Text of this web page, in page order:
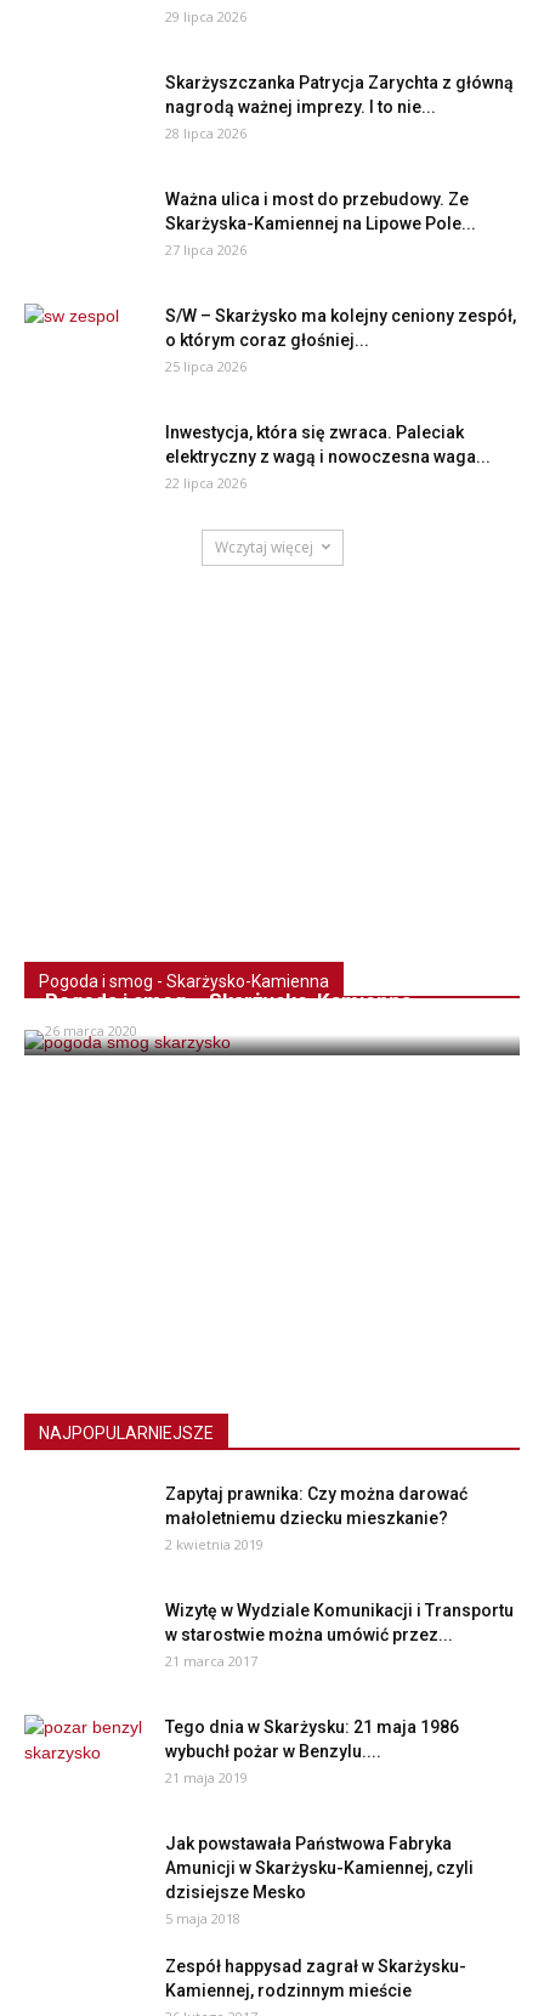
29 lipca 2026
Skarżyszczanka Patrycja Zarychta z główną
nagrodą ważnej imprezy. I to nie...
28 lipca 2026
Ważna ulica i most do przebudowy. Ze
Skarżyska-Kamiennej na Lipowe Pole...
27 lipca 2026
S/W – Skarżysko ma kolejny ceniony zespół,
o którym coraz głośniej...
25 lipca 2026
Inwestycja, która się zwraca. Paleciak
elektryczny z wagą i nowoczesna waga...
22 lipca 2026
Wczytaj więcej
Pogoda i smog - Skarżysko-Kamienna
Pogoda i smog – Skarżysko-Kamienna
26 marca 2020
NAJPOPULARNIEJSZE
Zapytaj prawnika: Czy można darować
małoletniemu dziecku mieszkanie?
2 kwietnia 2019
Wizytę w Wydziale Komunikacji i Transportu
w starostwie można umówić przez...
21 marca 2017
Tego dnia w Skarżysku: 21 maja 1986
wybuchł pożar w Benzylu....
21 maja 2019
Jak powstawała Państwowa Fabryka
Amunicji w Skarżysku-Kamiennej, czyli
dzisiejsze Mesko
5 maja 2018
Zespół happysad zagrał w Skarżysku-
Kamiennej, rodzinnym mieście